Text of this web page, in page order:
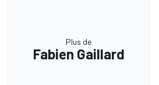
Plus de
Fabien Gaillard